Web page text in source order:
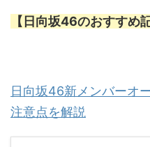
【日向坂46のおすすめ
日向坂46新メンバーオ
注意点を解説